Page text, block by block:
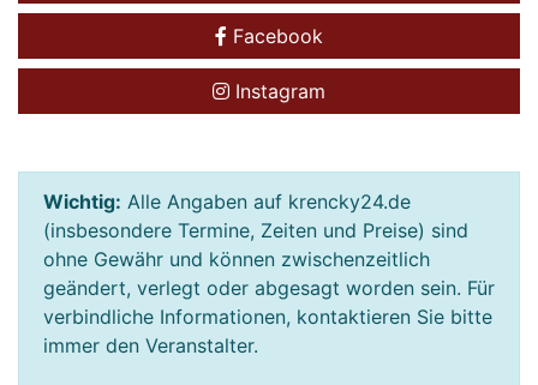
Facebook
Instagram
Wichtig: Alle Angaben auf krencky24.de
(insbesondere Termine, Zeiten und Preise) sind
ohne Gewähr und können zwischenzeitlich
geändert, verlegt oder abgesagt worden sein. Für
verbindliche Informationen, kontaktieren Sie bitte
immer den Veranstalter.